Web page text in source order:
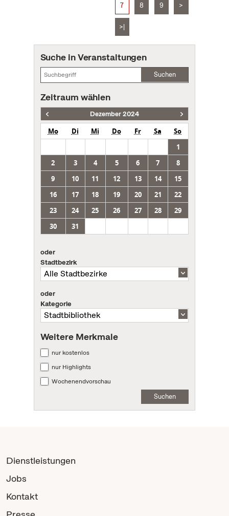
7 8 9 >
>|
Suche in Veranstaltungen
Suchen
Zeitraum wählen
Dezember 2024
Mo Di Mi Do Fr Sa
So
1
2
3 4 5 6 7
8
9
10 11 12 13 14
15
16
17 18 19 20 21
22
23
24 25 26 27 28
29
30
31
oder
Stadtbezirk
oder
Kategorie
Weitere Merkmale
nur kostenlos
nur Highlights
Wochenendvorschau
Suchen
Dienstleistungen
Jobs
Kontakt